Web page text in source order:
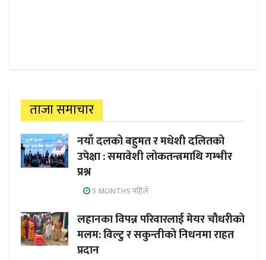
ताजा समाचार
नयाँ दलको बहुमत र मधेशी दलितको
उपेक्षा : समावेशी लोकतन्त्रमाथि गम्भीर
प्रश्न
5 MONTHS पहिले
लहानका विपन्न परिवारलाई मेयर चौधरीको
मलम: विल्टु र सकुन्तीको निधनमा राहत
प्रदान